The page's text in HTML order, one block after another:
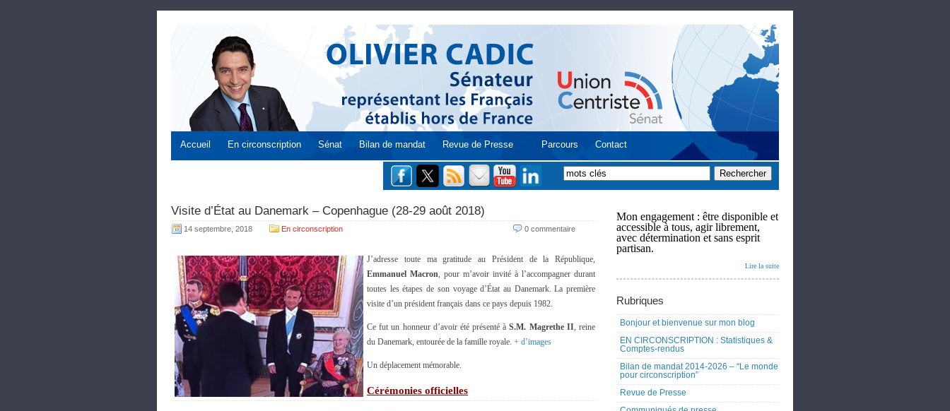
Accueil En circonscription Sénat Bilan de mandat Revue de Presse Parcours Contact
Visite d’État au Danemark – Copenhague (28-29 août 2018)
14 septembre, 2018 En circonscription 0 commentaire
J’adresse toute ma gratitude au Président de la République,
Emmanuel Macron, pour m’avoir invité à l’accompagner durant
toutes les étapes de son voyage d’État au Danemark. La première
visite d’un président français dans ce pays depuis 1982.
Ce fut un honneur d’avoir été présenté àS.M. Magrethe II, reine
du Danemark, entourée de la famille royale. + d’images
Un déplacement mémorable.
Cérémonies officielles
Mon engagement : être disponible et
accessible à tous, agir librement,
avec détermination et sans esprit
partisan.
Lire la suite
Rubriques
Bonjour et bienvenue sur mon blog
EN CIRCONSCRIPTION : Statistiques &
Comptes-rendus
Bilan de mandat 2014-2026 – “Le monde
pour circonscription”
Revue de Presse